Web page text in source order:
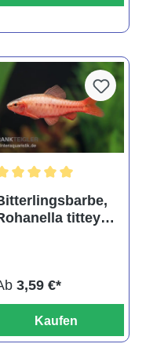
5 von 5 Sternen
titteya,
3,59 €*
Kaufen